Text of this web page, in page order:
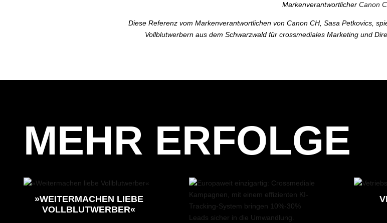
Markenverantwortlicher Canon
Diese Referenz vom Markenverantwortlichen von Canon CH, Sasa Petkovics,
Vollblutwerbern aus dem Schwarzwald für crossmediales Marketing und
MEHR ERFOLGE
»WEITERMACHEN LIEBE
VOLLBLUTWERBER«